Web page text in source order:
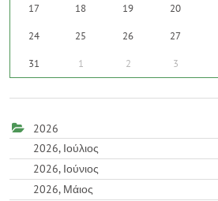
17 18 19 20
24 25 26 27
31 1 2 3
2026
2026, Ιούλιος
2026, Ιούνιος
2026, Μάιος